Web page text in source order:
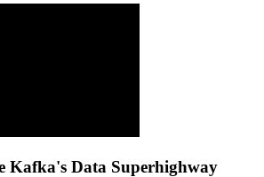
Kafka's Data Superhighway